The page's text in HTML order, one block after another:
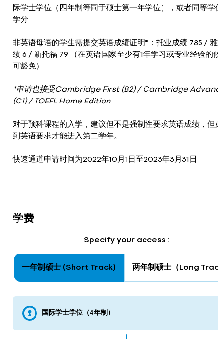
际学士学位（四年制等同于硕士第一年学位），或者同等
学分
非英语母语的学生需提交英语成绩证明*：托业成绩 785 /
绩 6 / 新托福 79 （在英语国家至少有1年学习或专业经验的
可豁免）
*申请也接受Cambridge First (B2) / Cambridge
(C1) / TOEFL Home Edition
对于预科课程的入学，建议但不是强制性要求英语成绩，但
到英语要求才能进入第二学年。
快速通道申请时间为2022年10月1日至2023年3月31日
学费
Specify your access :
一年制硕士 (Short Track) 两年制硕士（Long
国际学士学位（4年制）